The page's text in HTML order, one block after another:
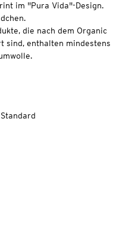
im "Pura Vida"-Design.
die nach dem Organic
sind, enthalten mindestens